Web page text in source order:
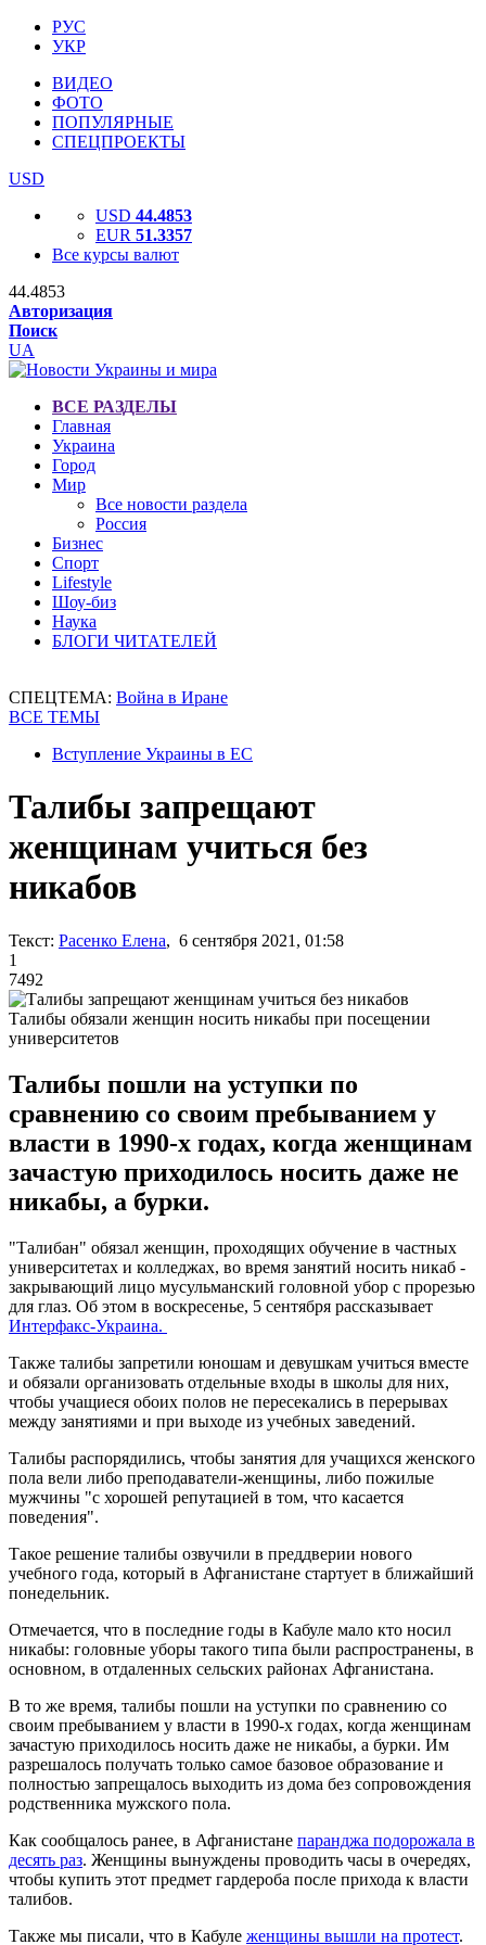
РУС
УКР
ВИДЕО
ФОТО
ПОПУЛЯРНЫЕ
СПЕЦПРОЕКТЫ
USD
USD 44.4853
EUR 51.3357
Все курсы валют
44.4853
Авторизация
Поиск
UA
ВСЕ РАЗДЕЛЫ
Главная
Украина
Город
Мир
Все новости раздела
Россия
Бизнес
Спорт
Lifestyle
Шоу-биз
Наука
БЛОГИ ЧИТАТЕЛЕЙ
СПЕЦТЕМА: Война в Иране
ВСЕ ТЕМЫ
Вступление Украины в ЕС
Талибы запрещают
женщинам учиться без
никабов
Текст: Расенко Елена, 6 сентября 2021, 01:58
1
7492
Талибы обязали женщин носить никабы при посещении
университетов
Талибы пошли на уступки по
сравнению со своим пребыванием у
власти в 1990-х годах, когда женщинам
зачастую приходилось носить даже не
никабы, а бурки.
"Талибан" обязал женщин, проходящих обучение в частных
университетах и колледжах, во время занятий носить никаб -
закрывающий лицо мусульманский головной убор с прорезью
для глаз. Об этом в воскресенье, 5 сентября рассказывает
Интерфакс-Украина.
Также талибы запретили юношам и девушкам учиться вместе
и обязали организовать отдельные входы в школы для них,
чтобы учащиеся обоих полов не пересекались в перерывах
между занятиями и при выходе из учебных заведений.
Талибы распорядились, чтобы занятия для учащихся женского
пола вели либо преподаватели-женщины, либо пожилые
мужчины "с хорошей репутацией в том, что касается
поведения".
Такое решение талибы озвучили в преддверии нового
учебного года, который в Афганистане стартует в ближайший
понедельник.
Отмечается, что в последние годы в Кабуле мало кто носил
никабы: головные уборы такого типа были распространены, в
основном, в отдаленных сельских районах Афганистана.
В то же время, талибы пошли на уступки по сравнению со
своим пребыванием у власти в 1990-х годах, когда женщинам
зачастую приходилось носить даже не никабы, а бурки. Им
разрешалось получать только самое базовое образование и
полностью запрещалось выходить из дома без сопровождения
родственника мужского пола.
Как сообщалось ранее, в Афганистане паранджа подорожала в
десять раз. Женщины вынуждены проводить часы в очередях,
чтобы купить этот предмет гардероба после прихода к власти
талибов.
Также мы писали, что в Кабуле женщины вышли на протест.